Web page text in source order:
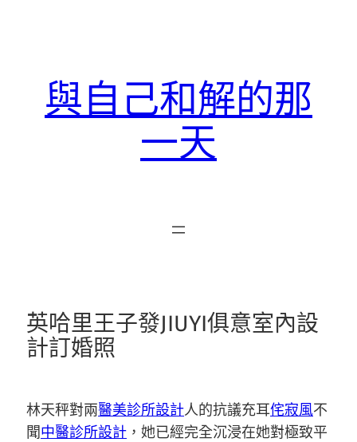
與自己和解的那
一天
英哈里王子發JIUYI俱意室內設
計訂婚照
林天秤對兩醫美診所設計人的抗議充耳侘寂風不
聞中醫診所設計 ，她已經完全沉浸在她對極致平